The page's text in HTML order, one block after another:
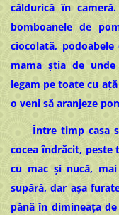
căldurică în
bomboanele de
ciocolată,
mama știa de
legam pe toate cu
o veni să aranjeze
Între timp casa
cocea îndrăcit,
cu mac și nucă,
supără, dar așa
până în dimineața